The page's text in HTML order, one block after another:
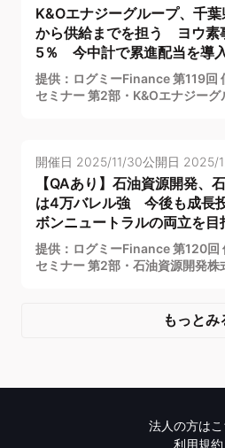
K&Oエナジーグループ、千
から供給までを担う ヨウ素
5％ 今中計で累進配当を導
提供：ログミーFinance 第119回
セミナー 第2部・K&Oエナジー
開催日 2025/11/30公開日 2025/
【QAあり】石油資源開発、
は4万バレル強 今後も成長
ボンニュートラルの両立を目
提供：ログミーFinance 第120回
セミナー 第2部・石油資源開発株
もっとみ
法人の方はこ
利用規約